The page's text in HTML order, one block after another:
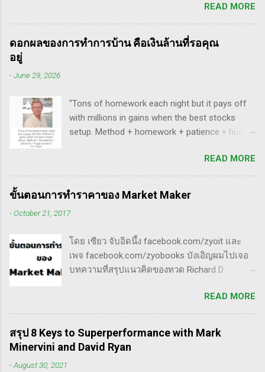
ผมเป็นแฟนคลับของแกนั่นเองครับ ง่ายๆเลย ที่
ชอบเพราะเราต่างมีอาจารย์ร่วมกันก็คือ ปู่โอนีล,
ทวดลิเวอร์มอร์ และทวด Wyckoff นั่นเอง (คือผม
นี้นะ...
ทำการบ้าน มันส่งสัญญาณซื้อ แบบเปิด gap ผมจะ
ชอบมาก แต่ถึงกระนั้น มันก็ไม่ได้เป๊ะทุกตัวนะ
ครับ มีล้มเหลวเกินครึ่ง เราต้องคอยคัดตัวที่ไม่ดี
ออก เหลือตัวเจ๋งๆ แรงๆ ให้มันวิ่งทำเงินให้เราไป
เมื่อเอามาใช้ร่วมกับวอลุ่ม ในคลิปนี้เธอจัดเต็ม
เรื่องของ gap ซึ่งถือว่าครบเครื่องเอามากๆ ทฤษฎี
gap ที่เกี่ยวข้องกับเวฟ มีดังนี้ Common gap ใน
มือที่หวงของ เพราะเขาจะตบขึ้น/ลงเพื่อให้เม่า
คายหุ้นคืน ยิ่งมีเยอะยิ่งน่าสนใจ gap ประเภทนี้มัก
จะมีการลงมาปิดในเวลาอีกไม่นาน เพราะราคายัง
ประเภท double three Breakaway gap เป็นการ
กระโดดข้ามเวฟสอง...
READ MORE
ดอกผลของการทำการบ้าน คือเงินล้านที่รอคุณ
อยู่
-June 29, 2026
“Tons of homework each night but it pays off
with millions in gains when the best stocks
setup. Method + homework + patience = huge
“การทำการบ้านอย่างหนักทุกคืน จะให้ผล
ตอบแทนเป็นผลกำไรมหาศาลเป็นล้านๆ เมื่อรวม
วิธีการที่พิสูจน์ได้ การบ้าน และความอดทนเข้า
เป็นการติดตามข่าวสาร การวิเคราะห์ทางเทคนิค
หรือปัจจัยพื้นฐาน การสแกนหุ้นที่มีศักยภาพเป็นผู้
ชนะในอนาคต การลงรายละเอียดในการวิเคราะห์
จังหวะที่เหมาะสมในการเข้าเทรด . - วิธีการที่
พิสูจน์แล้วว่าทำเงินได้จริงและทำซ้ำได้ตลอด
(Method): การมีระบบหรือกลยุทธ์ที่ชัดเจนในการ
เทรดเป็นสิ่งสำคัญ เพราะจะช่วยให้คุณไม่หลงลืม
READ MORE
ขั้นตอนการทำราคาของ Market Maker
-October 21, 2017
โดย เซียว จับอิดนึ้ง facebook.com/zyoit และ
เพจ facebook.com/zyobooks บังเอิญผมไปเจอ
บทความที่สรุปแนวคิดของทวด Richard D.
เอง, ก็เลยอดตื่นใจไม่ได้กับข้อมูลที่เขาเขียนถึง "
How Manipulators Operate " ซึีงผมตีความว่ามัน
น่าเป็น " ขั้นตอนการทำราคาของ Market Maker "
พอได้สแกนคร่าวๆแล้วก็รู้สึกว่าน่าสนใจ เลย
พยายามแปลให้ตัวเองรู้เรื่อง แม้ว่าภาษาของแกจะ
READ MORE
สรุป 8 Keys to Superperformance with Mark
Minervini and David Ryan
-August 30, 2021